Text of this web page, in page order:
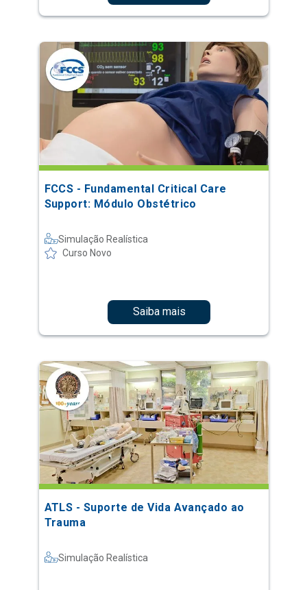
FCCS - Fundamental Critical Care
Support: Módulo Obstétrico
Simulação Realística
Curso Novo
Saiba mais
ATLS - Suporte de Vida Avançado ao
Trauma
Simulação Realística